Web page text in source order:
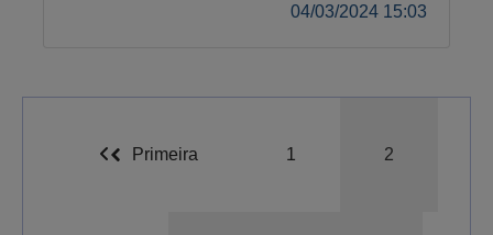
04/03/2024 15:03
Primeira 1 2